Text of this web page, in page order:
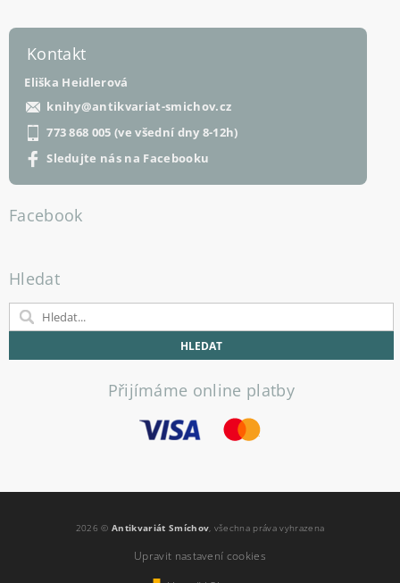
Kontakt
Eliška Heidlerová
knihy@antikvariat-smichov.cz
773 868 005 (ve všední dny 8-12h)
Sledujte nás na Facebooku
Facebook
Hledat
Přijímáme online platby
2026 ©Antikvariát Smíchov , všechna práva vyhrazena
Upravit nastavení cookies